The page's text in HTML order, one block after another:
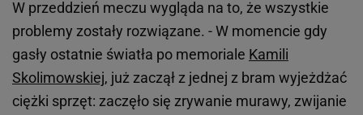
W przeddzień meczu wygląda na to, że wszystkie
problemy zostały rozwiązane. - W momencie gdy
gasły ostatnie światła po memoriale Kamili
Skolimowskiej, już zaczął z jednej z bram wyjeżdżać
ciężki sprzęt: zaczęło się zrywanie murawy, zwijanie